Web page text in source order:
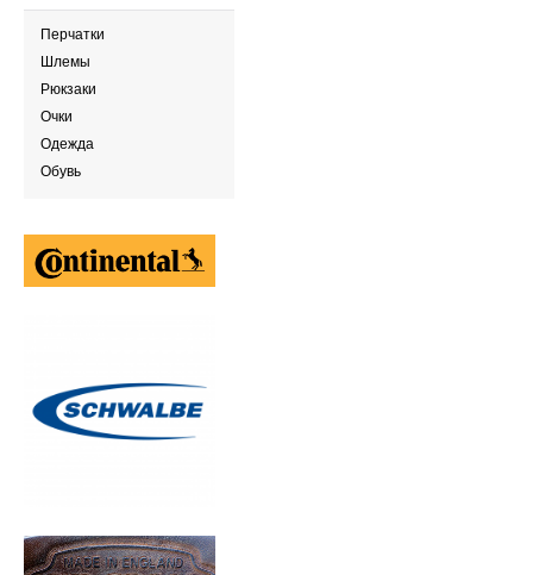
Перчатки
Шлемы
Рюкзаки
Очки
Одежда
Обувь